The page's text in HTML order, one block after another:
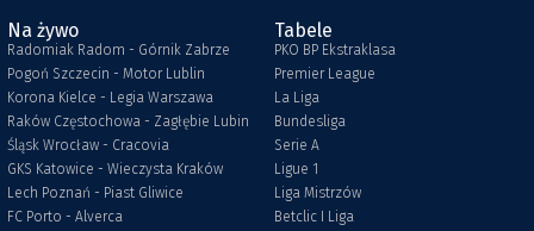
Na żywo
Radomiak Radom - Górnik Zabrze
Pogoń Szczecin - Motor Lublin
Korona Kielce - Legia Warszawa
Raków Częstochowa - Zagłębie Lubin
Śląsk Wrocław - Cracovia
GKS Katowice - Wieczysta Kraków
Lech Poznań - Piast Gliwice
FC Porto - Alverca
Tabele
PKO BP Ekstraklasa
Premier League
La Liga
Bundesliga
Serie A
Ligue 1
Liga Mistrzów
Betclic I Liga